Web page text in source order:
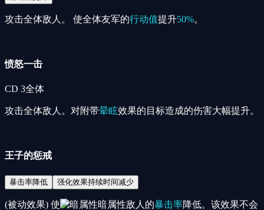
攻击全体敌人。 使全体友军的行动值提升50%。
愤怒一击
CD 3全体
攻击全体敌人。对附带晕眩效果的目标造成的伤害大幅提升。
王子的惩戒
暴击率降低 强化效果持续时间减少
(被动效果) 使 暗属性敌人的暴击率降低。该效果不会